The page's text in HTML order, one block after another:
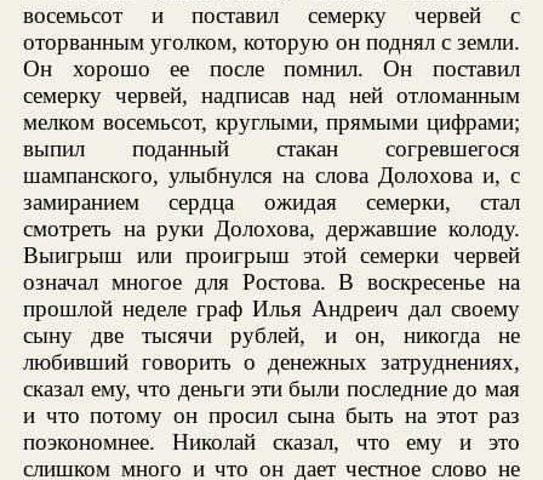
восемьсот и поставил семерку червей с
оторванным уголком, которую он поднял с земли.
Он хорошо ее после помнил. Он поставил
семерку червей, надписав над ней отломанным
мелком восемьсот, круглыми, прямыми цифрами;
выпил поданный стакан согревшегося
шампанского, улыбнулся на слова Долохова и, с
замиранием сердца ожидая семерки, стал
смотреть на руки Долохова, державшие колоду.
Выигрыш или проигрыш этой семерки червей
означал многое для Ростова. В воскресенье на
прошлой неделе граф Илья Андреич дал своему
сыну две тысячи рублей, и он, никогда не
любивший говорить о денежных затруднениях,
сказал ему, что деньги эти были последние до мая
и что потому он просил сына быть на этот раз
поэкономнее. Николай сказал, что ему и это
слишком много и что он дает честное слово не